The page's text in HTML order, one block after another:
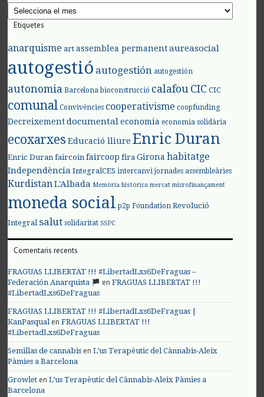
Arxius
Etiquetes
anarquisme art assemblea permanent aureasocial
autogestió autogestión autogestión
autonomia Barcelona bioconstrucció calafouCIC CIC
comunal Convivències cooperativisme coopfunding
Decreixement documental economia economia solidària
ecoxarxes Educació lliure Enric Duran
Enric Duran faircoin faircoop fira Girona habitatge
Independència IntegralCES intercanvi jornades assembleàries
KurdistanL'Albada Memòria històrica mercat microfinançament
moneda social p2p Foundation Revolució
Integral salut solidaritat SSPC
Comentaris recents
FRAGUAS LLIBERTAT !!! #LibertadLxs6DeFraguas –
Federación Anarquista
enFRAGUAS LLIBERTAT !!!
#LibertadLxs6DeFraguas
FRAGUAS LLIBERTAT !!! #LibertadLxs6DeFraguas |
KanPasqualenFRAGUAS LLIBERTAT !!!
#LibertadLxs6DeFraguas
Semillas de cannabis enL’us Terapèutic del Cànnabis-Aleix
Pàmies a Barcelona
Growlet enL’us Terapèutic del Cànnabis-Aleix Pàmies a
Barcelona